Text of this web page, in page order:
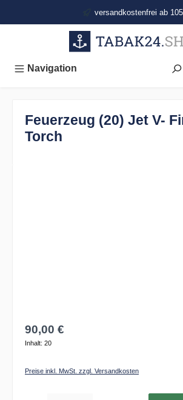
versandkostenfrei ab
Navigation
Feuerzeug (20) Jet V-
Torch
90,00 €
Inhalt: 20
Preise inkl. MwSt. zzgl. Versandkosten